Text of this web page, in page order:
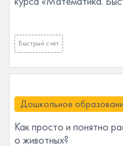
Быстрый счёт
Дошкольное
Как просто и понятно
о животных?